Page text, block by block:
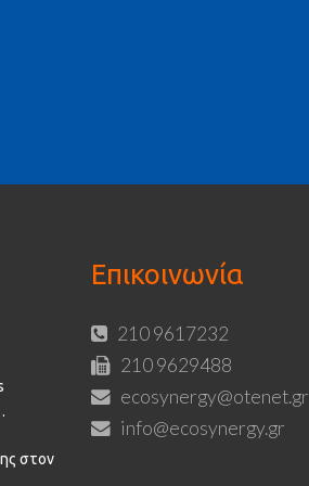
στον
Επικοινωνία
210 9617232
210 9629488
ecosynergy@otenet.gr
info@ecosynergy.gr